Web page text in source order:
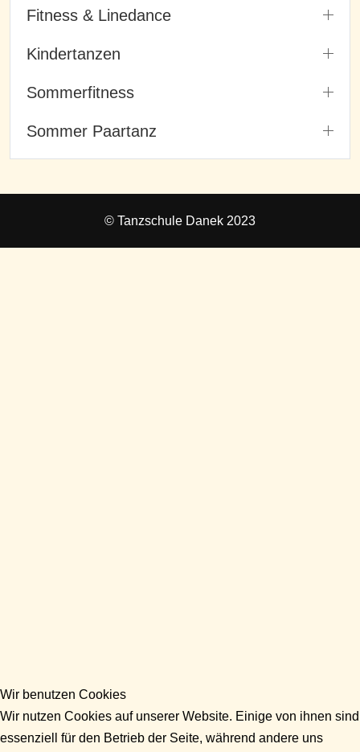
Fitness & Linedance
Kindertanzen
Sommerfitness
Sommer Paartanz
© Tanzschule Danek 2023
Wir benutzen Cookies
Wir nutzen Cookies auf unserer Website. Einige von ihnen sind
essenziell für den Betrieb der Seite, während andere uns